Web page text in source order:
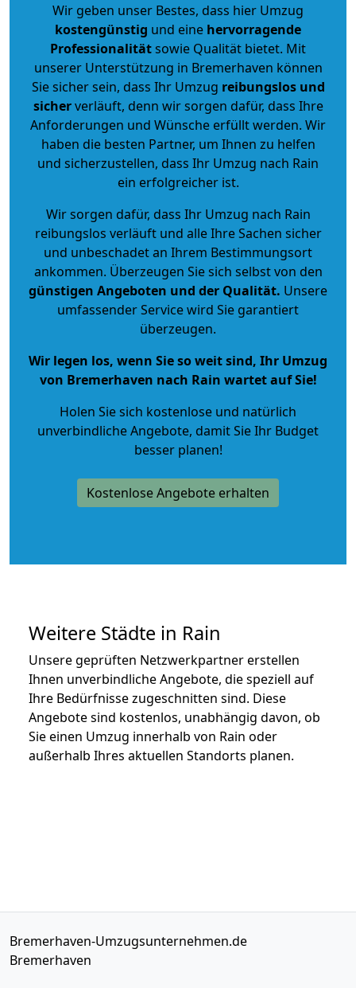
Wir geben unser Bestes, dass hier Umzug
kostengünstig und eine hervorragende
Professionalitätsowie Qualität bietet. Mit
unserer Unterstützung in Bremerhaven können
Sie sicher sein, dass Ihr Umzug reibungslos und
sicherverläuft, denn wir sorgen dafür, dass Ihre
Anforderungen und Wünsche erfüllt werden. Wir
haben die besten Partner, um Ihnen zu helfen
und sicherzustellen, dass Ihr Umzug nach Rain
ein erfolgreicher ist.
Wir sorgen dafür, dass Ihr Umzug nach Rain
reibungslos verläuft und alle Ihre Sachen sicher
und unbeschadet an Ihrem Bestimmungsort
ankommen. Überzeugen Sie sich selbst von den
günstigen Angeboten und der Qualität. Unsere
umfassender Service wird Sie garantiert
überzeugen.
Wir legen los, wenn Sie so weit sind, Ihr Umzug
von Bremerhaven nach Rain wartet auf Sie!
Holen Sie sich kostenlose und natürlich
unverbindliche Angebote, damit Sie Ihr Budget
besser planen!
Kostenlose Angebote erhalten
Weitere Städte in Rain
Unsere geprüften Netzwerkpartner erstellen
Ihnen unverbindliche Angebote, die speziell auf
Ihre Bedürfnisse zugeschnitten sind. Diese
Angebote sind kostenlos, unabhängig davon, ob
Sie einen Umzug innerhalb von Rain oder
außerhalb Ihres aktuellen Standorts planen.
Bremerhaven-Umzugsunternehmen.de
Bremerhaven